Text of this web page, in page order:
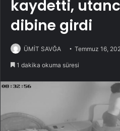
kaydetti,
dibine girdi
ÜMİT SAVĞA Temmuz 16,
1 dakika okuma süresi